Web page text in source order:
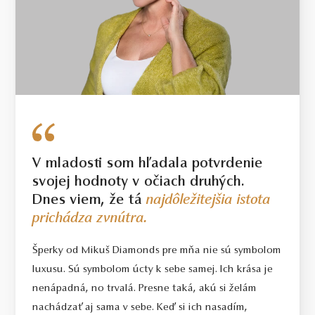
V mladosti som hľadala potvrdenie
svojej hodnoty v očiach druhých.
Dnes viem, že tánajdôležitejšia istota
prichádza zvnútra.
Šperky od Mikuš Diamonds pre mňa nie sú symbolom
luxusu. Sú symbolom úcty k sebe samej. Ich krása je
nenápadná, no trvalá. Presne taká, akú si želám
nachádzať aj sama v sebe. Keď si ich nasadím,